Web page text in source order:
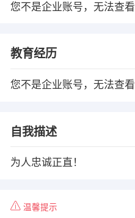
您不是企业账号，无法查看
教育经历
您不是企业账号，无法查看
自我描述
为人忠诚正直！
温馨提示